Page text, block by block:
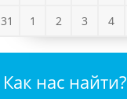
31 1 2 3 4
Как нас найти?